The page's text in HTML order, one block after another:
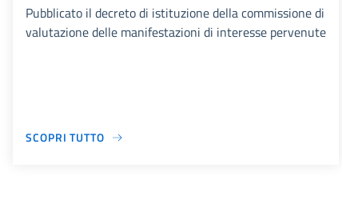
Pubblicato il decreto di istituzione della commissione di
valutazione delle manifestazioni di interesse pervenute
SCOPRI TUTTO